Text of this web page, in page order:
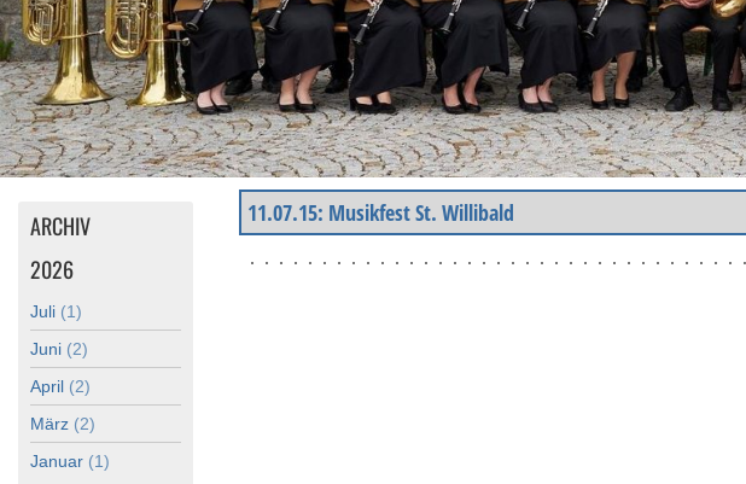
ARCHIV
2026
Juli (1)
Juni (2)
April (2)
März (2)
Januar (1)
11.07.15: Musikfest St. Willibald